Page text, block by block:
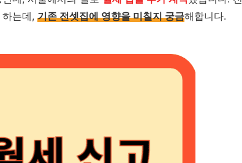
는데, 기존 전셋집에 영향을 미칠지 궁금해합니다.